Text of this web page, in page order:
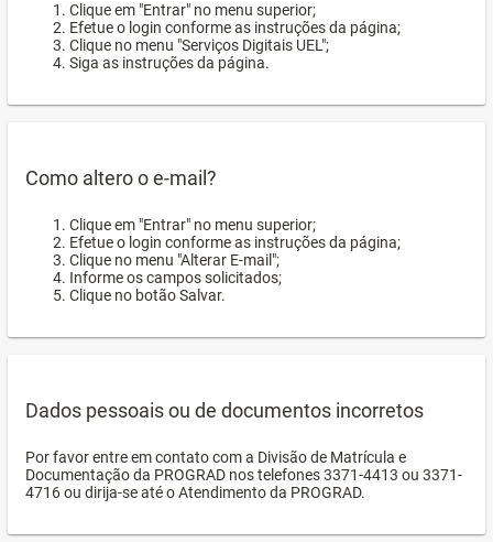
Clique em "Entrar" no menu superior;
Efetue o login conforme as instruções da página;
Clique no menu "Serviços Digitais UEL";
Siga as instruções da página.
Como altero o e-mail?
Clique em "Entrar" no menu superior;
Efetue o login conforme as instruções da página;
Clique no menu "Alterar E-mail";
Informe os campos solicitados;
Clique no botão Salvar.
Dados pessoais ou de documentos incorretos
Por favor entre em contato com a Divisão de Matrícula e
Documentação da PROGRAD nos telefones 3371-4413 ou 3371-
4716 ou dirija-se até o Atendimento da PROGRAD.